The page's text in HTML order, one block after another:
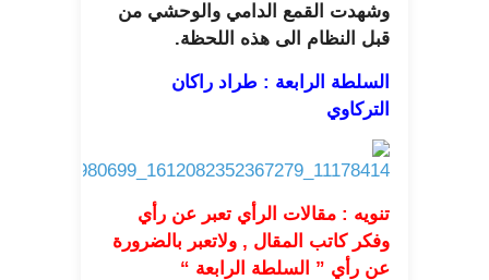
وشهدت القمع الدامي والوحشي من
قبل النظام الى هذه اللحظة.
السلطة الرابعة : طراد راكان
التركاوي
تنويه : مقالات الرأي تعبر عن رأي
وفكر كاتب المقال , ولاتعبر بالضرورة
عن رأي ” السلطة الرابعة “